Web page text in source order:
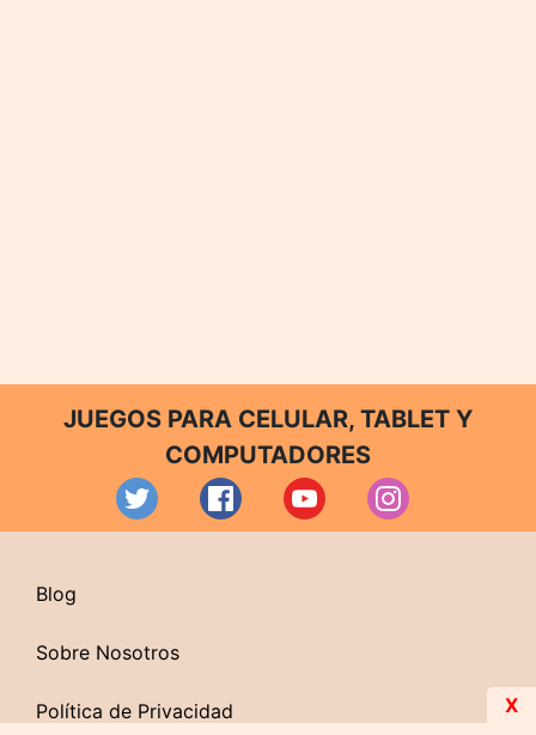
JUEGOS PARA CELULAR, TABLET Y
COMPUTADORES
Blog
Sobre Nosotros
Política de Privacidad X